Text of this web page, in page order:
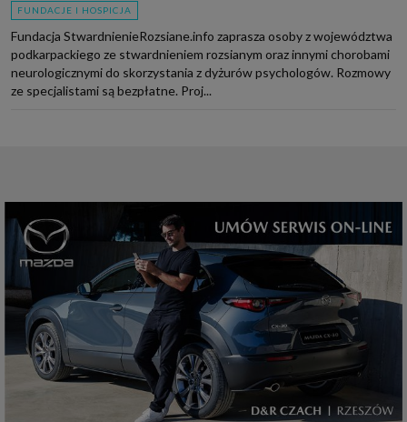
FUNDACJE I HOSPICJA
Fundacja StwardnienieRozsiane.info zaprasza osoby z województwa
podkarpackiego ze stwardnieniem rozsianym oraz innymi chorobami
neurologicznymi do skorzystania z dyżurów psychologów. Rozmowy
ze specjalistami są bezpłatne. Proj...